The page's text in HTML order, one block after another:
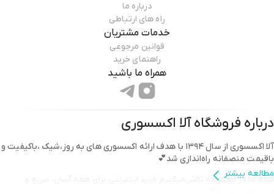
درباره ما
راه های ارتباطی
خدمات مشتریان
قوانین مرجوعی
راهنمای خرید
همراه ما باشید
درباره فروشگاهآلا اکسسوری
آلا اکسسوری از سال ۱۳۹۴ با هدف ارائه اکسسوری های به روز،شیک ،باکیفیت و
باقیمت منصفانه راه‌اندازی شد💕
همه ما در مجموعه تلاش‌میکنیم خرید اینترنتی برای همه آسان، سریع و
مطالعه بیشتر